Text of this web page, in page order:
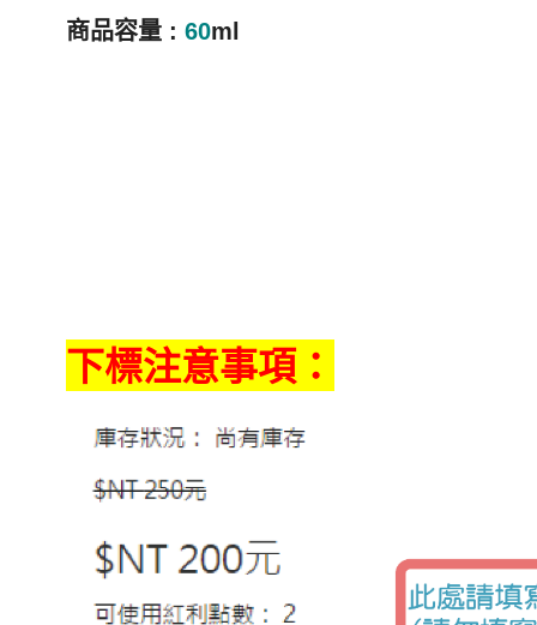
商品容量 : 60ml
下標注意事項：